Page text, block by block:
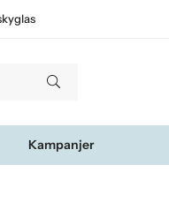
Kampanjer